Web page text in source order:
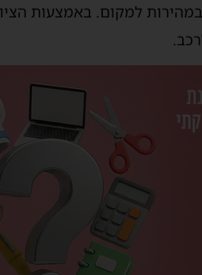
למקום. באמצעות